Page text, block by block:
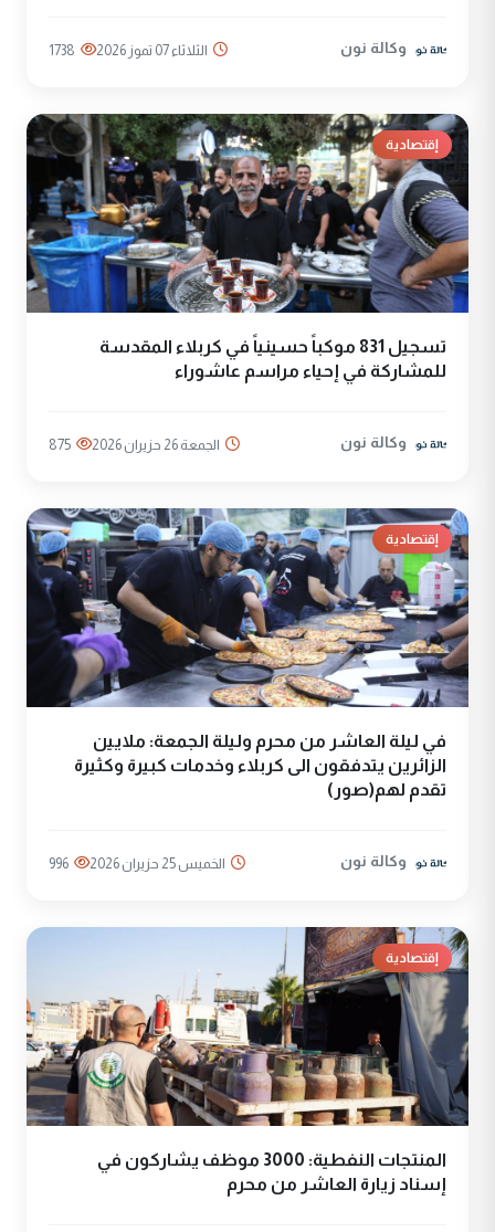
وكالة نون الثلاثاء 07 تموز 2026 1738
إقتصادية
تسجيل 831 موكباً حسينياً في كربلاء المقدسة
للمشاركة في إحياء مراسم عاشوراء
وكالة نون الجمعة 26 حزيران 2026 875
إقتصادية
في ليلة العاشر من محرم وليلة الجمعة: ملايين
الزائرين يتدفقون الى كربلاء وخدمات كبيرة وكثيرة
تقدم لهم(صور)
وكالة نون الخميس 25 حزيران 2026 996
إقتصادية
المنتجات النفطية: 3000 موظف يشاركون في
إسناد زيارة العاشر من محرم